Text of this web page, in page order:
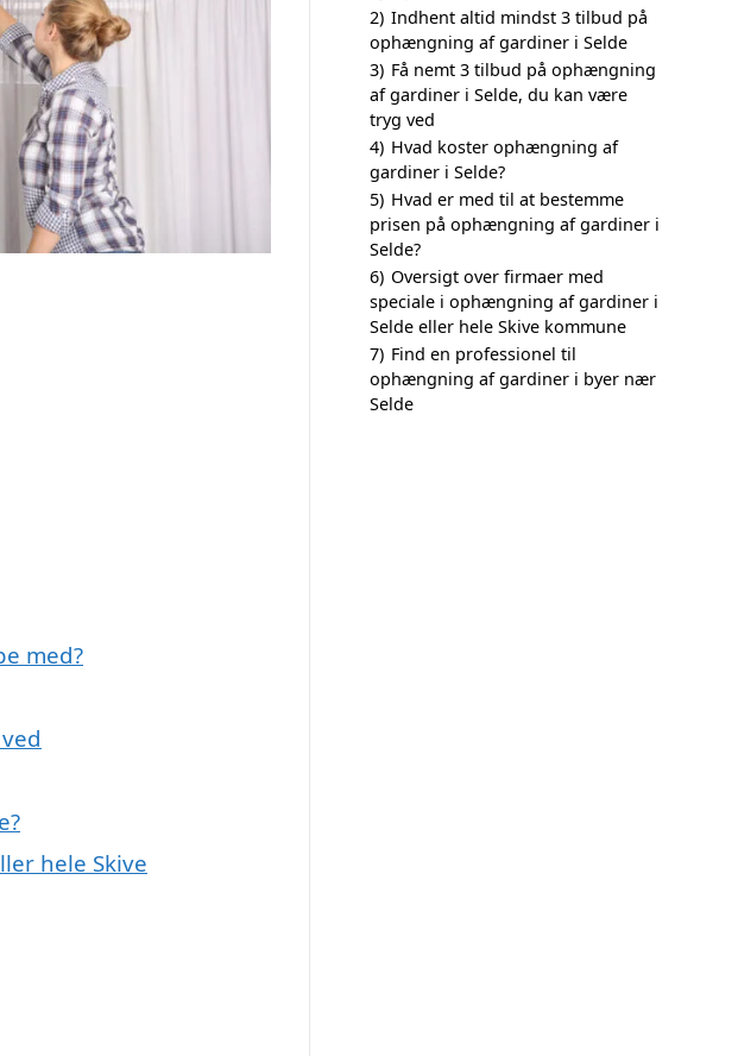
med?
hele Skive
2) Indhent altid mindst 3 tilbud på
ophængning af gardiner i Selde
3) Få nemt 3 tilbud på ophængning
af gardiner i Selde, du kan være
tryg ved
4) Hvad koster ophængning af
gardiner i Selde?
5) Hvad er med til at bestemme
prisen på ophængning af gardiner i
Selde?
6) Oversigt over firmaer med
speciale i ophængning af gardiner i
Selde eller hele Skive kommune
7) Find en professionel til
ophængning af gardiner i byer nær
Selde